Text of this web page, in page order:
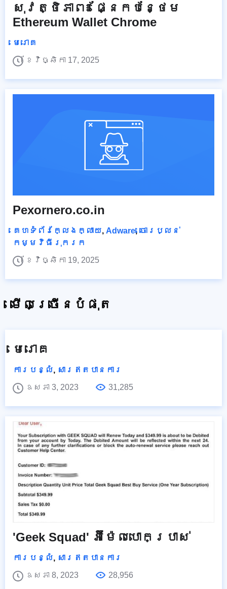
សុវត្ថិភាព៖ ផ្នែកបន្ថែម
Ethereum Wallet Chrome
មេរោគ
ខែវិច្ឆិកា 17, 2025
Pexornero.co.in
គេហទំព័រក្លែងក្លាយ, Adware, ចោរប្លន់
កម្មវិធីរុករក
ខែវិច្ឆិកា 19, 2025
មើលច្រើនបំផុត
មេរោគ
ការបន្លំ, សារឥតបានការ
ឧសភា 3, 2023
31,285
'Geek Squad' អ៊ីម៉ែលបោកប្រាស់
ការបន្លំ, សារឥតបានការ
ឧសភា 8, 2023
28,956